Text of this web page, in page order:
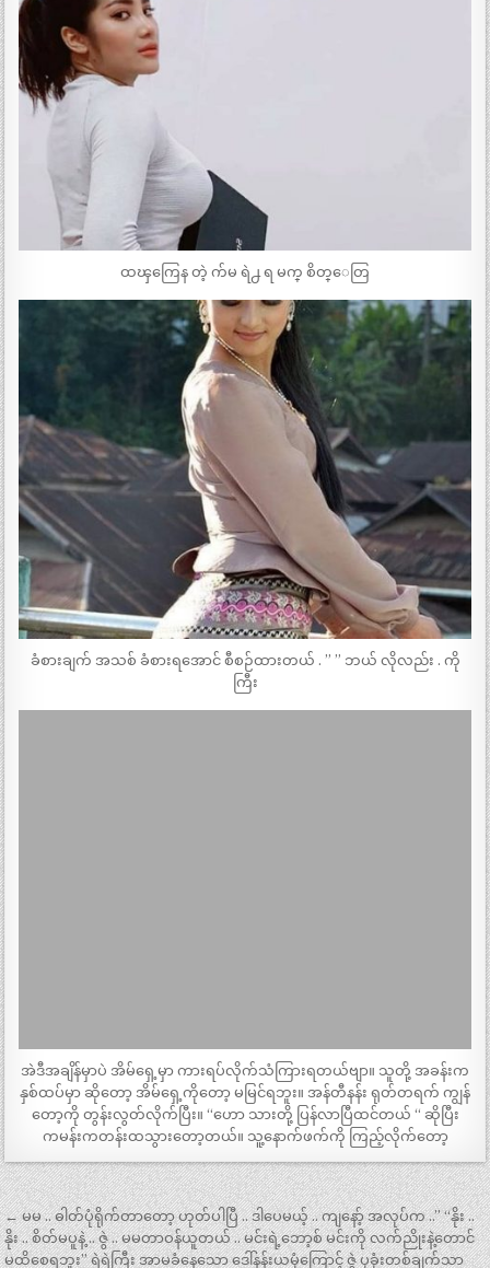
ထၾကြေန တဲ့ က်မ ရဲ႕ ရ မက္ စိတ္ေတြ
ခံစားချက် အသစ် ခံစားရအောင် စီစဉ်ထားတယ် . ” ” ဘယ် လိုလည်း . ကို
ကြီး
အဲဒီအချိန်မှာပဲ အိမ်ရှေ့မှာ ကားရပ်လိုက်သံကြားရတယ်ဗျာ။ သူတို့ အခန်းက
နှစ်ထပ်မှာ ဆိုတော့ အိမ်ရှေ့ကိုတော့ မမြင်ရဘူး။ အန်တီနန်း ရုတ်တရက် ကျွန်
တော့ကို တွန်းလွတ်လိုက်ပြီး။ “ဟော သားတို့ ပြန်လာပြီထင်တယ် “ ဆိုပြီး
ကမန်းကတန်းထသွားတော့တယ်။ သူ့နောက်ဖက်ကို ကြည့်လိုက်တော့
Post
navigation
← မမ .. ဓါတ်ပုံရိုက်တာတော့ ဟုတ်ပါပြီ .. ဒါပေမယ့် .. ကျနော့် အလုပ်က ..” “နိုး ..
နိုး .. စိတ်မပူနဲ့ .. ဇွဲ .. မမတာဝန်ယူတယ် .. မင်းရဲ့ဘော့စ် မင်းကို လက်ညိုးနဲ့တောင်
မထိစေရဘူး” ရဲရဲကြီး အာမခံနေသော ဒေါ်နန်းယမုံကြောင့် ဇွဲ ပုခုံးတစ်ချက်သာ